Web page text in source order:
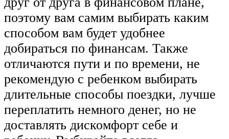
поэтому вам самим выбирать каким
способом вам будет удобнее
добираться по финансам. Также
отличаются пути и по времени, не
рекомендую с ребенком выбирать
длительные способы поездки, лучше
переплатить немного денег, но не
доставлять дискомфорт себе и